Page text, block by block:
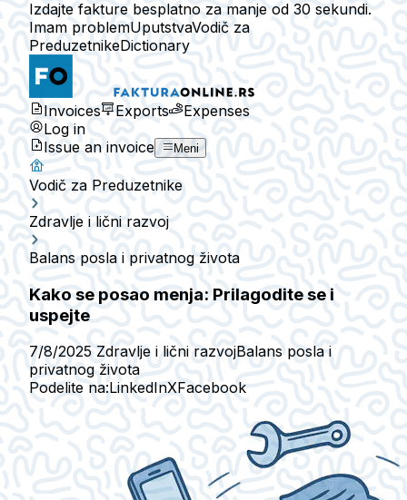
Izdajte fakture besplatno za manje od 30 sekundi.
Imam problemUputstvaVodič za
PreduzetnikeDictionary
Invoices Exports
Expenses
Log in
Issue an invoice
Meni
Vodič za Preduzetnike
Zdravlje i lični razvoj
Balans posla i privatnog života
Kako se posao menja: Prilagodite se i
uspejte
7/8/2025 Zdravlje i lični razvojBalans posla i
privatnog života
Podelite na:LinkedInXFacebook